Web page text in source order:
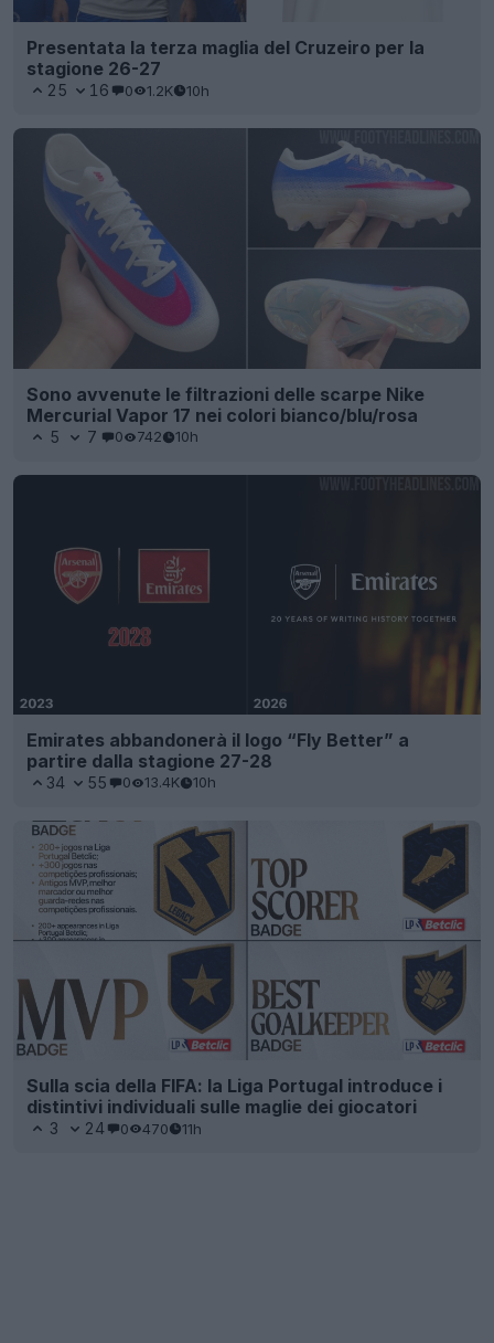
Presentata la terza maglia del Cruzeiro per la
stagione 26-27
25 16 0 1.2K 10h
Sono avvenute le filtrazioni delle scarpe Nike
Mercurial Vapor 17 nei colori bianco/blu/rosa
5 7 0 742 10h
Emirates abbandonerà il logo “Fly Better” a
partire dalla stagione 27-28
34 55 0 13.4K 10h
Sulla scia della FIFA: la Liga Portugal introduce i
distintivi individuali sulle maglie dei giocatori
3 24 0 470 11h